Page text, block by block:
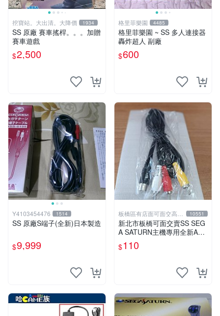
挖寶站。大出清。大降價 1934
SS 原廠 賽車搖桿。。。加贈
賽車遊戲
$2,500
格里菲樂園 4485
格里菲樂園 ~ SS 多人連接器
轟炸超人 副廠
$600
Y4103454476 1514
SS 原廠S端子(全新)日本製造
$9,999
板橋區有店面可面交高價
回收電玩
10551
新北市板橋可面交賣SS SEG
A SATURN主機專用全新AV
端子線~~~超便宜只賣110元
$110